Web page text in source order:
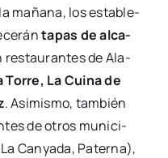
maña­na, los esta­ble­
tapas de alca­
res­tau­ran­tes de Ala­
Torre, La Cui­na de
. Asi­mis­mo, tam­bién
de otros muni­ci­
Can­ya­da, Pater­na),